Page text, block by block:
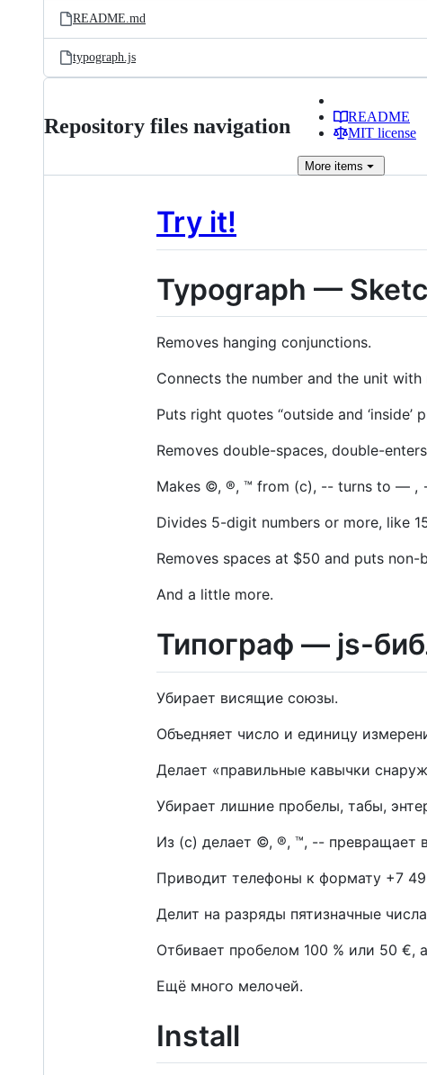
README.md
typograph.js
Repository files navigation
README
MIT license
More items
Try it!
Typograph —
Removes hanging conjunctions.
Connects the number and the unit
Puts right quotes “outside and ‘inside’
Removes double-spaces, double-
Makes ©, ®, ™ from (c), -- turns to — ,
Divides 5-digit numbers or more, like
Removes spaces at $50 and puts
And a little more.
Типограф — js-
Убирает висящие союзы.
Объедняет число и единицу
Делает «правильные кавычки
Убирает лишние пробелы, табы,
Из (с) делает ©, ®, ™, -- превращает
Приводит телефоны к формату +7
Делит на разряды пятизначные
Отбивает пробелом 100 % или 50 €,
Ещё много мелочей.
Install